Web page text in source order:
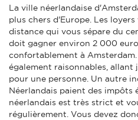
La ville néerlandaise
plus chers d'Europe. Les
distance qui vous sépare du
doit gagner environ 2 000
confortablement à
également raisonnables,
pour une personne. Un autre
Néerlandais paient des impôts
néerlandais est très strict et
régulièrement. Vous devez